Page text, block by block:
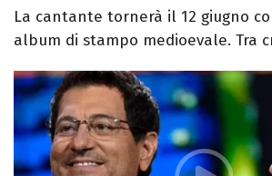
La cantante tornerà il 12 giugno
album di stampo medioevale. Tra